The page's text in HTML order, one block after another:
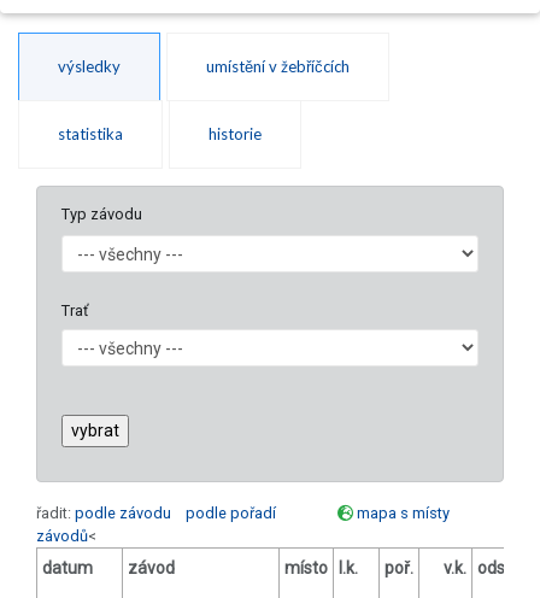
výsledky umístění v žebříčcích
statistika historie
Typ závodu
Trať
řadit: podle závodu podle pořadí
mapa s místy
závodů<
datum závod místo l.k. poř. v.k. odstup